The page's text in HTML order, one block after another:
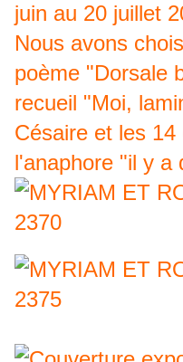
juin au 20 juillet
Nous avons
poème "Dorsale
recueil "Moi,
Césaire et les
l'anaphore "il y a